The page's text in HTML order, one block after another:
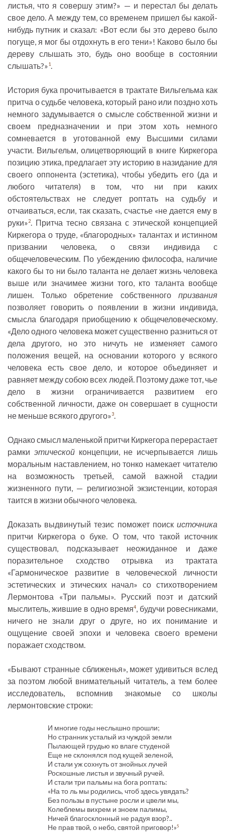
листья, что я совершу этим?» — и перестал бы делать
свое дело. А между тем, со временем пришел бы какой-
нибудь путник и сказал: «Вот если бы это дерево было
погуще, я мог бы отдохнуть в его тени»! Каково было бы
дереву слышать это, будь оно вообще в состоянии
слышать?»1.
История бука прочитывается в трактате Вильгельма как
притча о судьбе человека, который рано или поздно хоть
немного задумывается о смысле собственной жизни и
своем предназначении и при этом хоть немного
сомневается в уготованной ему Высшими силами
участи. Вильгельм, олицетворяющий в книге Киркегора
позицию этика, предлагает эту историю в назидание для
своего оппонента (эстетика), чтобы убедить его (да и
любого читателя) в том, что ни при каких
обстоятельствах не следует роптать на судьбу и
отчаиваться, если, так сказать, счастье «не дается ему в
руки»2. Притча тесно связана с этической концепцией
Киркегора о труде, «благородных» талантах и истинном
призвании человека, о связи индивида с
общечеловеческим. По убеждению философа, наличие
какого бы то ни было таланта не делает жизнь человека
выше или значимее жизни того, кто таланта вообще
лишен. Только обретение собственного призвания
позволяет говорить о появлении в жизни индивида,
смысла благодаря приобщению к общечеловеческому.
«Дело одного человека может существенно разниться от
дела другого, но это ничуть не изменяет самого
положения вещей, на основании которого у всякого
человека есть свое дело, и которое объединяет и
равняет между собою всех людей. Поэтому даже тот, чье
дело в жизни ограничивается развитием его
собственной личности, даже он совершает в сущности
не меньше всякого другого»3.
Однако смысл маленькой притчи Киркегора перерастает
рамки этическойконцепции, не исчерпывается лишь
моральным наставлением, но тонко намекает читателю
на возможность третьей, самой важной стадии
жизненного пути, — религиозной экзистенции, которая
таится в жизни обычного человека.
Доказать выдвинутый тезис поможет поиск источника
притчи Киркегора о буке. О том, что такой источник
существовал, подсказывает неожиданное и даже
поразительное сходство отрывка из трактата
«Гармоническое развитие в человеческой личности
эстетических и этических начал» со стихотворением
Лермонтова «Три пальмы». Русский поэт и датский
мыслитель, жившие в одно время4, будучи ровесниками,
ничего не знали друг о друге, но их понимание и
ощущение своей эпохи и человека своего времени
поражает сходством.
«Бывают странные сближенья», может удивиться вслед
за поэтом любой внимательный читатель, а тем более
исследователь, вспомнив знакомые со школы
лермонтовские строки:
И многие годы неслышно прошли;
Но странник усталый из чуждой земли
Пылающей грудью ко влаге студеной
Еще не склонялся под кущей зеленой,
И стали уж сохнуть от знойных лучей
Роскошные листья и звучный ручей.
И стали три пальмы на бога роптать:
«На то ль мы родились, чтоб здесь увядать?
Без пользы в пустыне росли и цвели мы,
Колеблемы вихрем и зноем палимы,
Ничей благосклонный не радуя взор?..
Не прав твой, о небо, святой приговор!»5